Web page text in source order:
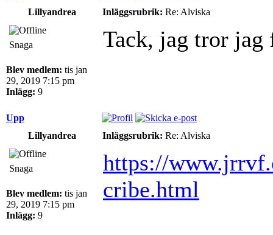
Lillyandrea
Inläggsrubrik: Re: Alviska
Snaga
Blev medlem: tis jan
29, 2019 7:15 pm
Inlägg: 9
Tack, jag tror
Upp
Lillyandrea
Inläggsrubrik: Re: Alviska
Snaga
Blev medlem: tis jan
29, 2019 7:15 pm
Inlägg: 9
https://
cribe.html